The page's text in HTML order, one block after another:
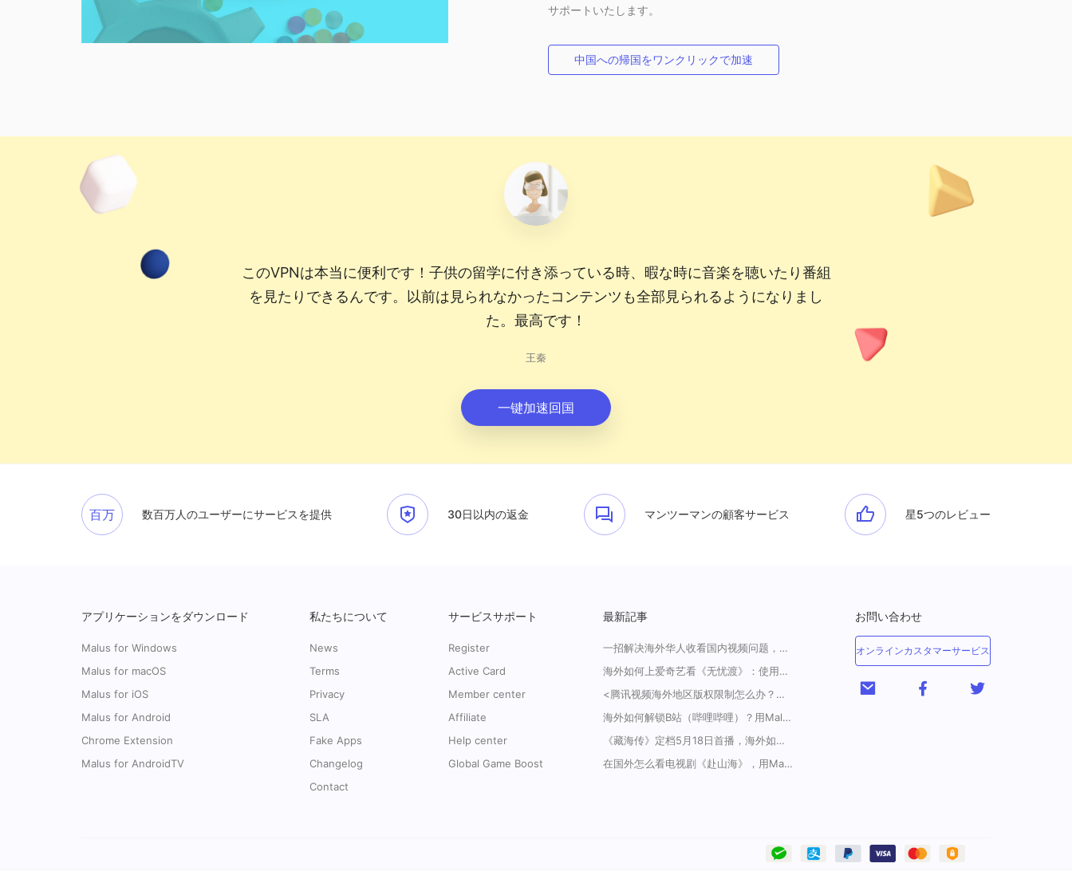
サポートいたします。
中国への帰国をワンクリックで加速
このVPNは本当に便利です！子供の留学に付き添っている時、暇な時に音楽を聴いたり番組
を見たりできるんです。以前は見られなかったコンテンツも全部見られるようになりまし
た。最高です！
王秦
一键加速回国
百万 数百万人のユーザーにサービスを提供 30日以内の返金 マンツーマンの顧客サービス 星5つのレビュー
アプリケーションをダウンロード
Malus for Windows
Malus for macOS
Malus for iOS
Malus for Android
Chrome Extension
Malus for AndroidTV
私たちについて
News
Terms
Privacy
SLA
Fake Apps
Changelog
Contact
サービスサポート
Register
Active Card
Member center
Affiliate
Help center
Global Game Boost
最新記事
一招解决海外华人收看国内视频问题，强烈安利！
海外如何上爱奇艺看《无忧渡》：使用Malus加速器一键解除地域限制
<腾讯视频海外地区版权限制怎么办？破解腾讯TV地域限制的办法>
海外如何解锁B站（哔哩哔哩）？用Malus加速器解除地域限制，一键流畅追番
《藏海传》定档5月18日首播，海外如何解除地区限制追剧
在国外怎么看电视剧《赴山海》，用Malus加速器一键解锁地区限制
お問い合わせ
オンラインカスタマーサービス